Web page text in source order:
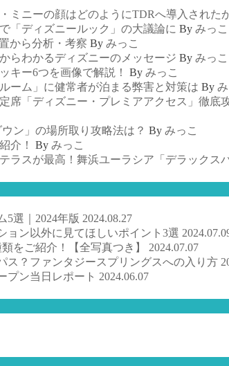
ミニーの顔はどのようにTDRへ導入され
「ディズニールック」の大議論に By みっこ
から分析・考察 By みっこ
らわかるディズニーのメッセージ By みっこ
キー6つを画像で解説！
By みっこ
ーム」に健常者が泊まる弊害と対策は By
席「ディズニー・プレミアアクセス」徹
ン」の場所取り攻略法は？ By みっこ
介！
By みっこ
ラスが最高！舞浜ユーラシア「デラックス
5選｜2024年版 2024.08.27
ョン以外に見てほしいポイント3選
をご紹介！【全写真つき】 2024.07.07
ス？ファンタジースプリングスへの入り方
プン当日レポート 2024.06.07